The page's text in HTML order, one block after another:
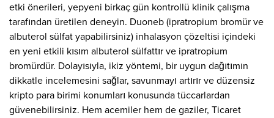
etki önerileri, yepyeni birkaç gün kontrollü klinik çalışma
tarafından üretilen deneyin. Duoneb (ipratropium bromür ve
albuterol sülfat yapabilirsiniz) inhalasyon çözeltisi içindeki
en yeni etkili kısım albuterol sülfattır ve ipratropium
bromürdür. Dolayısıyla, ikiz yöntemi, bir uygun dağıtımın
dikkatle incelemesini sağlar, savunmayı artırır ve düzensiz
kripto para birimi konumları konusunda tüccarlardan
güvenebilirsiniz. Hem acemiler hem de gaziler, Ticaret